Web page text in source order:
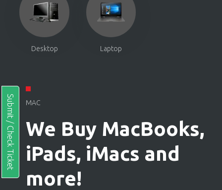
Desktop Laptop
MAC
We Buy MacBooks,
iPads, iMacs and
more!
Submit / Check Ticket